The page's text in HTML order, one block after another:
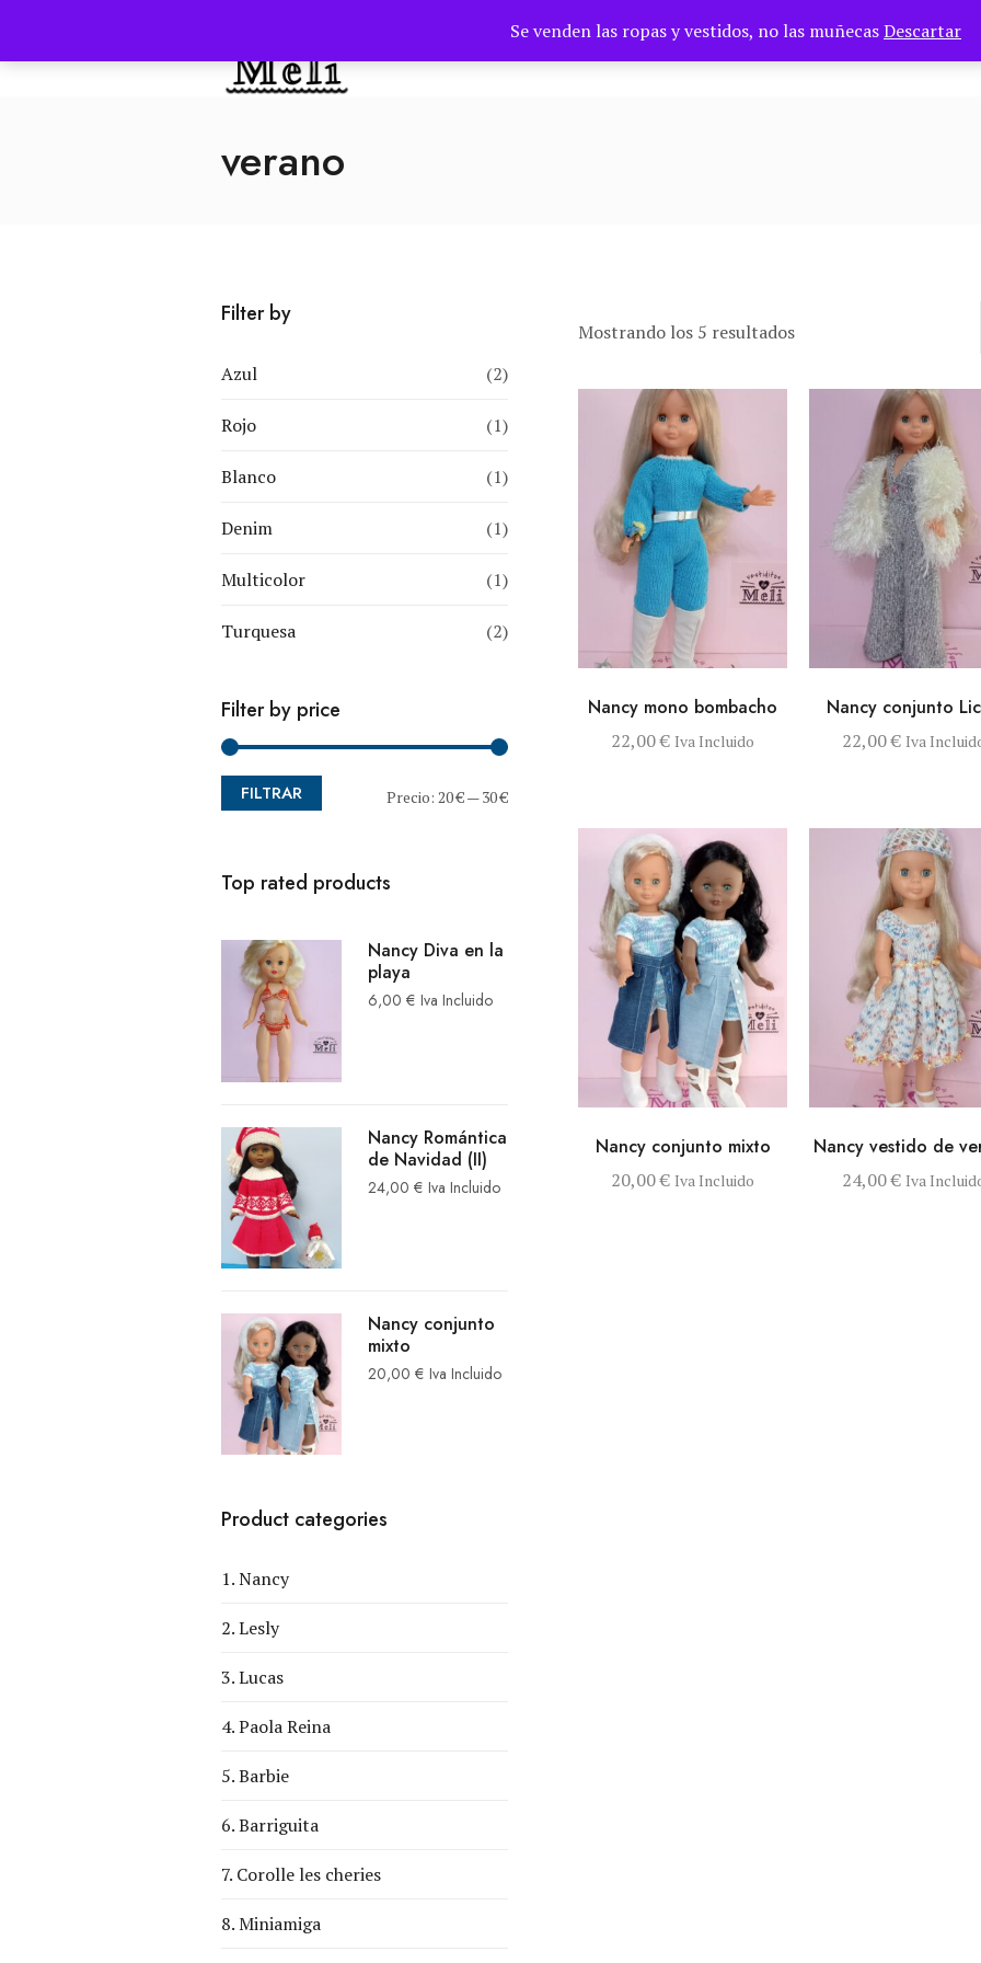
Se venden las ropas y vestidos, no las muñecasDescartar
verano
Mostrando los 5 resultadosOrdenado por los
CARRITO
Nancy mono bombacho
22,00€ Iva Incluido
Nancy conjunto
22,00€ Iva
OPCIONES
Este producto tiene múltiples
Nancy conjunto mixto
20,00€ Iva Incluido
Nancy vestido de
24,00€ Iva
Filter by
Azul (2)
Rojo (1)
Blanco (1)
Denim (1)
Multicolor (1)
Turquesa (2)
Filter by price
Precio mínimo
Precio máximo
FILTRAR Precio: 20 €—30 €
Top rated products
Nancy Diva en la
playa
6,00 € Iva Incluido
Nancy Romántica
de Navidad (II)
24,00 € Iva Incluido
Nancy conjunto
mixto
20,00 € Iva Incluido
Product categories
1. Nancy
2. Lesly
3. Lucas
4. Paola Reina
5. Barbie
6. Barriguita
7. Corolle les cheries
8. Miniamiga